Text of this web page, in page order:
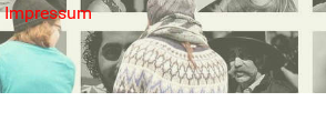
Impressum